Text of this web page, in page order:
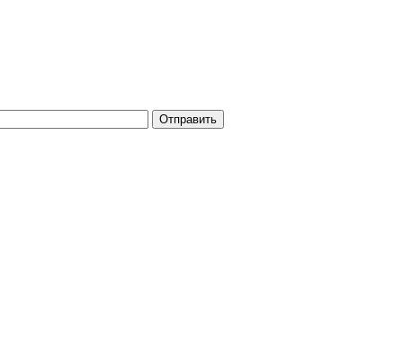
Отправить